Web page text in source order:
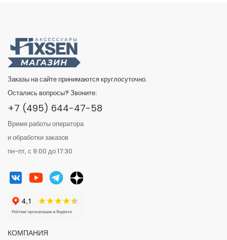
Заказы на сайте принимаются круглосуточно.
Остались вопросы? Звоните:
+7 (495) 644-47-58
Время работы оператора
и обработки заказов
пн-пт, с 9:00 до 17:30
КОМПАНИЯ